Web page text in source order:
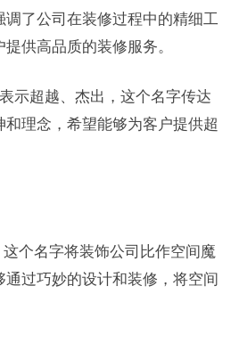
了公司在装修过程中的精细工
供高品质的装修服务。
示超越、杰出，这个名字传达
理念，希望能够为客户提供超
这个名字将装饰公司比作空间魔
过巧妙的设计和装修，将空间